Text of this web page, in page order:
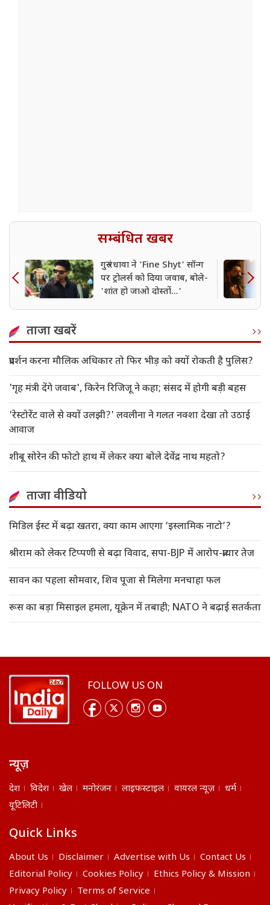
सम्बंधित खबर
गुरु रंधावा ने 'Fine Shyt' सॉन्ग
पर ट्रोलर्स को दिया जवाब, बोले-
'शांत हो जाओ दोस्तों...'
ताजा खबरें
प्रदर्शन करना मौलिक अधिकार तो फिर भीड़ को क्यों रोकती है पुलिस?
'गृह मंत्री देंगे जवाब', किरेन रिजिजू ने कहा; संसद में होगी बड़ी बहस
'रेस्टोरेंट वाले से क्यों उलझी?' लवलीना ने गलत नक्शा देखा तो उठाई
आवाज
शीबू सोरेन की फोटो हाथ में लेकर क्या बोले देवेंद्र नाथ महतो?
ताजा वीडियो
मिडिल ईस्ट में बढ़ा खतरा, क्या काम आएगा ‘इस्लामिक नाटो’?
श्रीराम को लेकर टिप्पणी से बढ़ा विवाद, सपा-BJP में आरोप-प्रत्यार तेज
सावन का पहला सोमवार, शिव पूजा से मिलेगा मनचाहा फल
रूस का बड़ा मिसाइल हमला, यूक्रेन में तबाही; NATO ने बढ़ाई सतर्कता
FOLLOW US ON
न्यूज़
देश विदेश खेल मनोरंजन लाइफस्टाइल वायरल न्यूज़
धर्म
यूटिलिटी
Quick Links
About Us Disclaimer Advertise with Us
Contact Us
Editorial Policy
Cookies Policy
Ethics Policy & Mission
Privacy Policy
Terms of Service